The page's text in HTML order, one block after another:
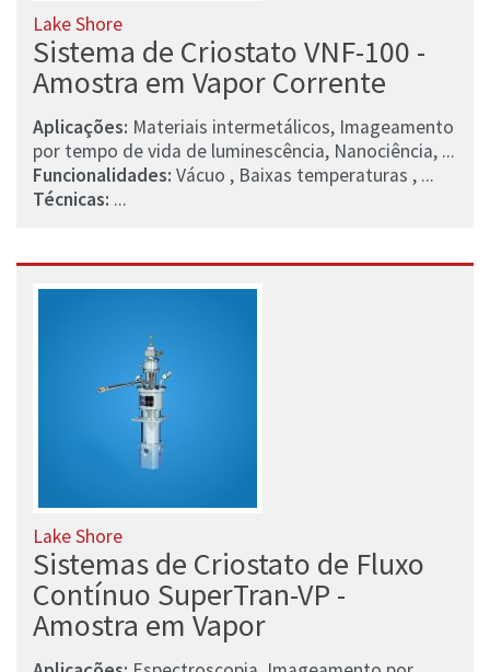
Lake Shore
Sistema de Criostato VNF-100 -
Amostra em Vapor Corrente
Aplicações: Materiais intermetálicos, Imageamento
por tempo de vida de luminescência, Nanociência, ...
Funcionalidades: Vácuo , Baixas temperaturas , ...
Técnicas: ...
Lake Shore
Sistemas de Criostato de Fluxo
Contínuo SuperTran-VP -
Amostra em Vapor